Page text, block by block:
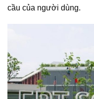
cầu của người dùng.